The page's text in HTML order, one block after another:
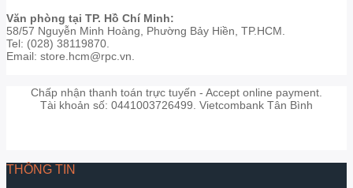
Văn phòng tại TP. Hồ Chí Minh:
58/57 Nguyễn Minh Hoàng, Phường Bảy Hiền, TP.HCM.
Tel: (028) 38119870.
Email: store.hcm@rpc.vn.
Chấp nhận thanh toán trực tuyến - Accept online payment.
Tài khoản số: 0441003726499. Vietcombank Tân Bình
THÔNG TIN